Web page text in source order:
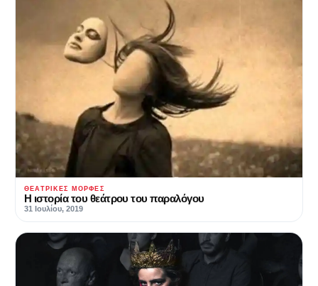
ΘΕΑΤΡΙΚΈΣ ΜΟΡΦΈΣ
Η ιστορία του θεάτρου του παραλόγου
31 Ιουλίου, 2019